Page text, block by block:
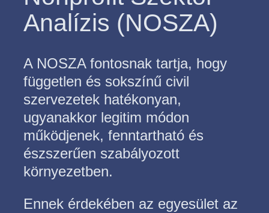
Analízis (NOSZA)
A NOSZA fontosnak tartja, hogy
független és sokszínű civil
szervezetek hatékonyan,
ugyanakkor legitim módon
működjenek, fenntartható és
észszerűen szabályozott
környezetben.
Ennek érdekében az egyesület az